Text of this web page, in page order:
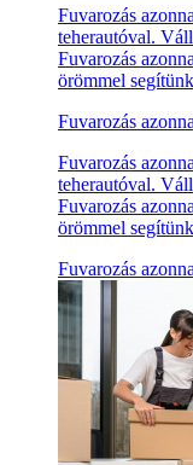
Fuvarozás
teherautóval.
Fuvarozás
örömmel segítünk
Fuvarozás
Fuvarozás
teherautóval.
Fuvarozás
örömmel segítünk
Fuvarozás